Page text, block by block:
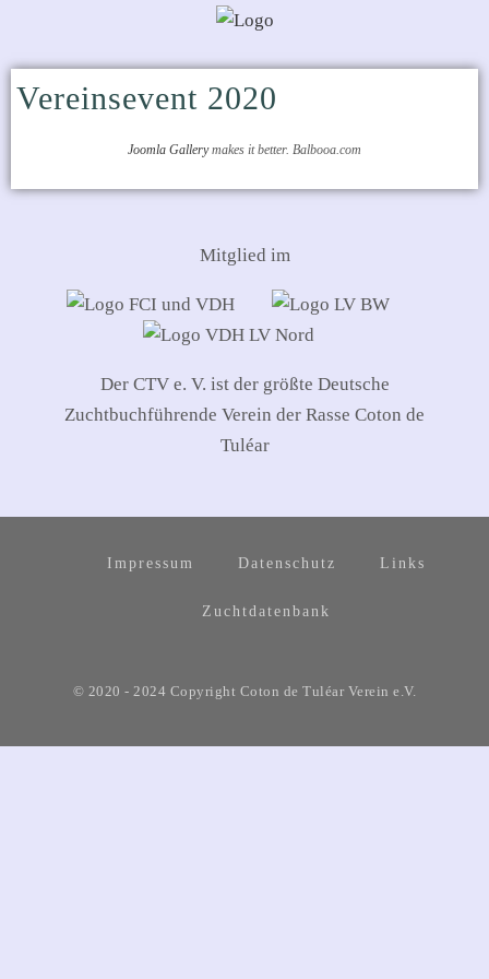
Vereinsevent 2020
Joomla Gallerymakes it better. Balbooa.com
Mitglied im
Der CTV e. V. ist der größte Deutsche
Zuchtbuchführende Verein der Rasse Coton de
Tuléar
Impressum Datenschutz Links
Zuchtdatenbank
© 2020 - 2024 Copyright Coton de Tuléar Verein e.V.